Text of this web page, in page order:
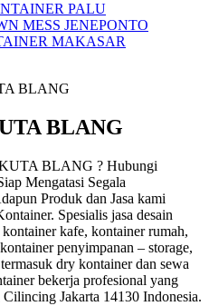
PALU
MESS JENEPONTO
MAKASAR
BLANG
BLANG
BLANG ? Hubungi
Mengatasi Segala
Produk dan Jasa kami
Spesialis jasa desain
kafe, kontainer rumah,
penyimpanan – storage,
dry kontainer dan sewa
bekerja profesional yang
Jakarta 14130 Indonesia.